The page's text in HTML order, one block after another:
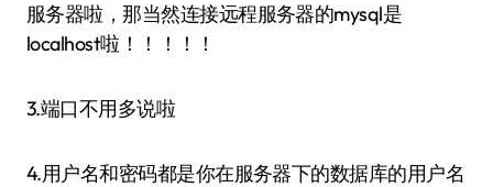
服务器啦，那当然连接远程服务器的mysql是
localhost啦！！！！！
3.端口不用多说啦
4.用户名和密码都是你在服务器下的数据库的用户名